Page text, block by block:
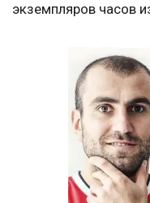
экземпляров часов